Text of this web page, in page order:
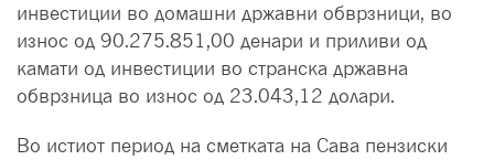
инвестиции во домашни државни обврзници, во
износ од 90.275.851,00 денари и приливи од
камати од инвестиции во странска државна
обврзница во износ од 23.043,12 долари.
Во истиот период на сметката на Сава пензиски